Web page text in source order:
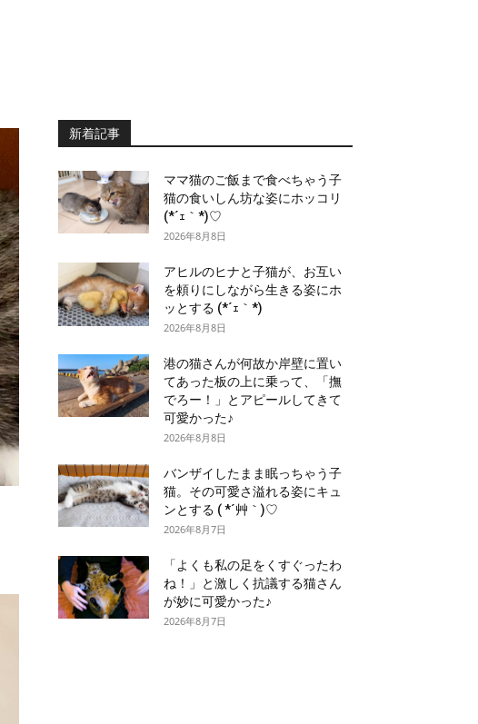
新着記事
ママ猫のご飯まで食べちゃう子
猫の食いしん坊な姿にホッコリ
(*´ｪ｀*)♡
2026年8月8日
アヒルのヒナと子猫が、お互い
を頼りにしながら生きる姿にホ
ッとする (*´ｪ｀*)
2026年8月8日
港の猫さんが何故か岸壁に置い
てあった板の上に乗って、「撫
でろー！」とアピールしてきて
可愛かった♪
2026年8月8日
バンザイしたまま眠っちゃう子
猫。その可愛さ溢れる姿にキュ
ンとする ( *´艸｀)♡
2026年8月7日
「よくも私の足をくすぐったわ
ね！」と激しく抗議する猫さん
が妙に可愛かった♪
2026年8月7日